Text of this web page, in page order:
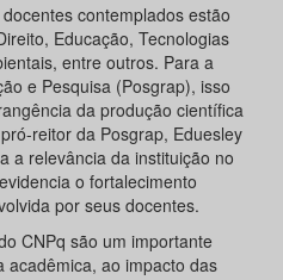
contemplados estão
Educação, Tecnologias
entre outros. Para a
e Pesquisa (Posgrap), isso
da produção científica
reitor da Posgrap, Eduesley
a relevância da instituição no
o fortalecimento
por seus docentes.
CNPq são um importante
acadêmica, ao impacto das